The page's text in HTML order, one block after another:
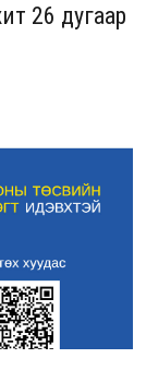
26 дугаар